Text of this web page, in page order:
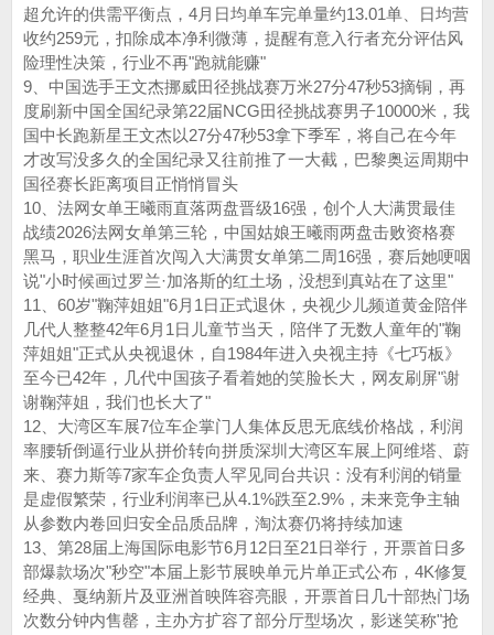
超允许的供需平衡点，4月日均单车完单量约13.01单、日均营
收约259元，扣除成本净利微薄，提醒有意入行者充分评估风
险理性决策，行业不再"跑就能赚"
9、中国选手王文杰挪威田径挑战赛万米27分47秒53摘铜，再
度刷新中国全国纪录第22届NCG田径挑战赛男子10000米，我
国中长跑新星王文杰以27分47秒53拿下季军，将自己在今年
才改写没多久的全国纪录又往前推了一大截，巴黎奥运周期中
国径赛长距离项目正悄悄冒头
10、法网女单王曦雨直落两盘晋级16强，创个人大满贯最佳
战绩2026法网女单第三轮，中国姑娘王曦雨两盘击败资格赛
黑马，职业生涯首次闯入大满贯女单第二周16强，赛后她哽咽
说"小时候画过罗兰·加洛斯的红土场，没想到真站在了这里"
11、60岁"鞠萍姐姐"6月1日正式退休，央视少儿频道黄金陪伴
几代人整整42年6月1日儿童节当天，陪伴了无数人童年的"鞠
萍姐姐"正式从央视退休，自1984年进入央视主持《七巧板》
至今已42年，几代中国孩子看着她的笑脸长大，网友刷屏"谢
谢鞠萍姐，我们也长大了"
12、大湾区车展7位车企掌门人集体反思无底线价格战，利润
率腰斩倒逼行业从拼价转向拼质深圳大湾区车展上阿维塔、蔚
来、赛力斯等7家车企负责人罕见同台共识：没有利润的销量
是虚假繁荣，行业利润率已从4.1%跌至2.9%，未来竞争主轴
从参数内卷回归安全品质品牌，淘汰赛仍将持续加速
13、第28届上海国际电影节6月12日至21日举行，开票首日多
部爆款场次"秒空"本届上影节展映单元片单正式公布，4K修复
经典、戛纳新片及亚洲首映阵容亮眼，开票首日几十部热门场
次数分钟内售罄，主办方扩容了部分厅型场次，影迷笑称"抢